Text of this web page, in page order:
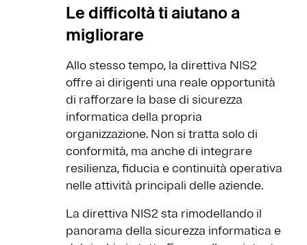
Le difficoltà ti aiutano a
migliorare
Allo stesso tempo, la direttiva NIS2
offre ai dirigenti una reale opportunità
di rafforzare la base di sicurezza
informatica della propria
organizzazione. Non si tratta solo di
conformità, ma anche di integrare
resilienza, fiducia e continuità operativa
nelle attività principali delle aziende.
La direttiva NIS2 sta rimodellando il
panorama della sicurezza informatica e